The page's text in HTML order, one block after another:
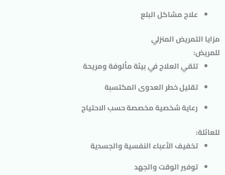
علاج مشاكل البلع
مزايا التمريض المنزلي
للمريض:
تلقي العلاج في بيئة مألوفة ومريحة
تقليل خطر العدوى المكتسبة
رعاية شخصية مخصصة حسب الاحتياج
للعائلة:
تخفيف الأعباء النفسية والجسدية
توفير الوقت والجهد